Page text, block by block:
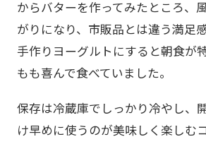
からバターを作ってみたところ、
がりになり、市販品とは違う満足
手作りヨーグルトにすると朝食が
もも喜んで食べていました。
保存は冷蔵庫でしっかり冷やし、
け早めに使うのが美味しく楽しむコ